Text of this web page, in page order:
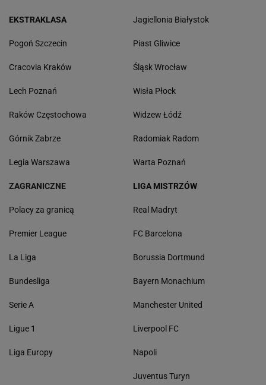
EKSTRAKLASA
Pogoń Szczecin
Cracovia Kraków
Lech Poznań
Raków Częstochowa
Górnik Zabrze
Legia Warszawa
Jagiellonia Białystok
Piast Gliwice
Śląsk Wrocław
Wisła Płock
Widzew Łódź
Radomiak Radom
Warta Poznań
ZAGRANICZNE
Polacy za granicą
Premier League
La Liga
Bundesliga
Serie A
Ligue 1
Liga Europy
LIGA MISTRZÓW
Real Madryt
FC Barcelona
Borussia Dortmund
Bayern Monachium
Manchester United
Liverpool FC
Napoli
Juventus Turyn